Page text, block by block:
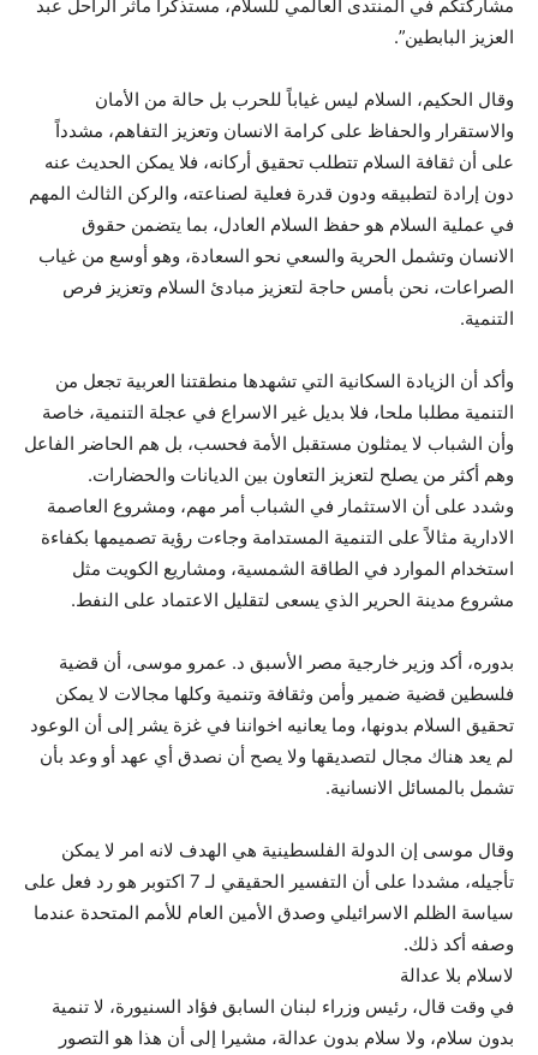
مشاركتكم في المنتدى العالمي للسلام، مستذكرا مآثر الراحل عبد
العزيز البابطين”.
وقال الحكيم، السلام ليس غياباً للحرب بل حالة من الأمان
والاستقرار والحفاظ على كرامة الانسان وتعزيز التفاهم، مشدداً
على أن ثقافة السلام تتطلب تحقيق أركانه، فلا يمكن الحديث عنه
دون إرادة لتطبيقه ودون قدرة فعلية لصناعته، والركن الثالث المهم
في عملية السلام هو حفظ السلام العادل، بما يتضمن حقوق
الانسان وتشمل الحرية والسعي نحو السعادة، وهو أوسع من غياب
الصراعات، نحن بأمس حاجة لتعزيز مبادئ السلام وتعزيز فرص
التنمية.
وأكد أن الزيادة السكانية التي تشهدها منطقتنا العربية تجعل من
التنمية مطلبا ملحا، فلا بديل غير الاسراع في عجلة التنمية، خاصة
وأن الشباب لا يمثلون مستقبل الأمة فحسب، بل هم الحاضر الفاعل
وهم أكثر من يصلح لتعزيز التعاون بين الديانات والحضارات.
وشدد على أن الاستثمار في الشباب أمر مهم، ومشروع العاصمة
الادارية مثالاً على التنمية المستدامة وجاءت رؤية تصميمها بكفاءة
استخدام الموارد في الطاقة الشمسية، ومشاريع الكويت مثل
مشروع مدينة الحرير الذي يسعى لتقليل الاعتماد على النفط.
بدوره، أكد وزير خارجية مصر الأسبق د. عمرو موسى، أن قضية
فلسطين قضية ضمير وأمن وثقافة وتنمية وكلها مجالات لا يمكن
تحقيق السلام بدونها، وما يعانيه اخواننا في غزة يشر إلى أن الوعود
لم يعد هناك مجال لتصديقها ولا يصح أن نصدق أي عهد أو وعد بأن
تشمل بالمسائل الانسانية.
وقال موسى إن الدولة الفلسطينية هي الهدف لانه امر لا يمكن
تأجيله، مشددا على أن التفسير الحقيقي لـ 7 اكتوبر هو رد فعل على
سياسة الظلم الاسرائيلي وصدق الأمين العام للأمم المتحدة عندما
وصفه أكد ذلك.
لاسلام بلا عدالة
في وقت قال، رئيس وزراء لبنان السابق فؤاد السنيورة، لا تنمية
بدون سلام، ولا سلام بدون عدالة، مشيرا إلى أن هذا هو التصور